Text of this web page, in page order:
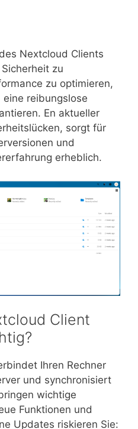
Nextcloud Clients
zu
zu optimieren,
reibungslose
En aktueller
sorgt für
und
erheblich.
Client
Ihren Rechner
und synchronisiert
wichtige
Funktionen und
Updates riskieren Sie: